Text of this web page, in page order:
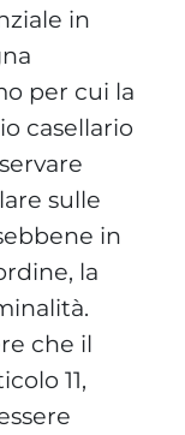
in
per cui la
casellario
sulle
in
la
che il
11,